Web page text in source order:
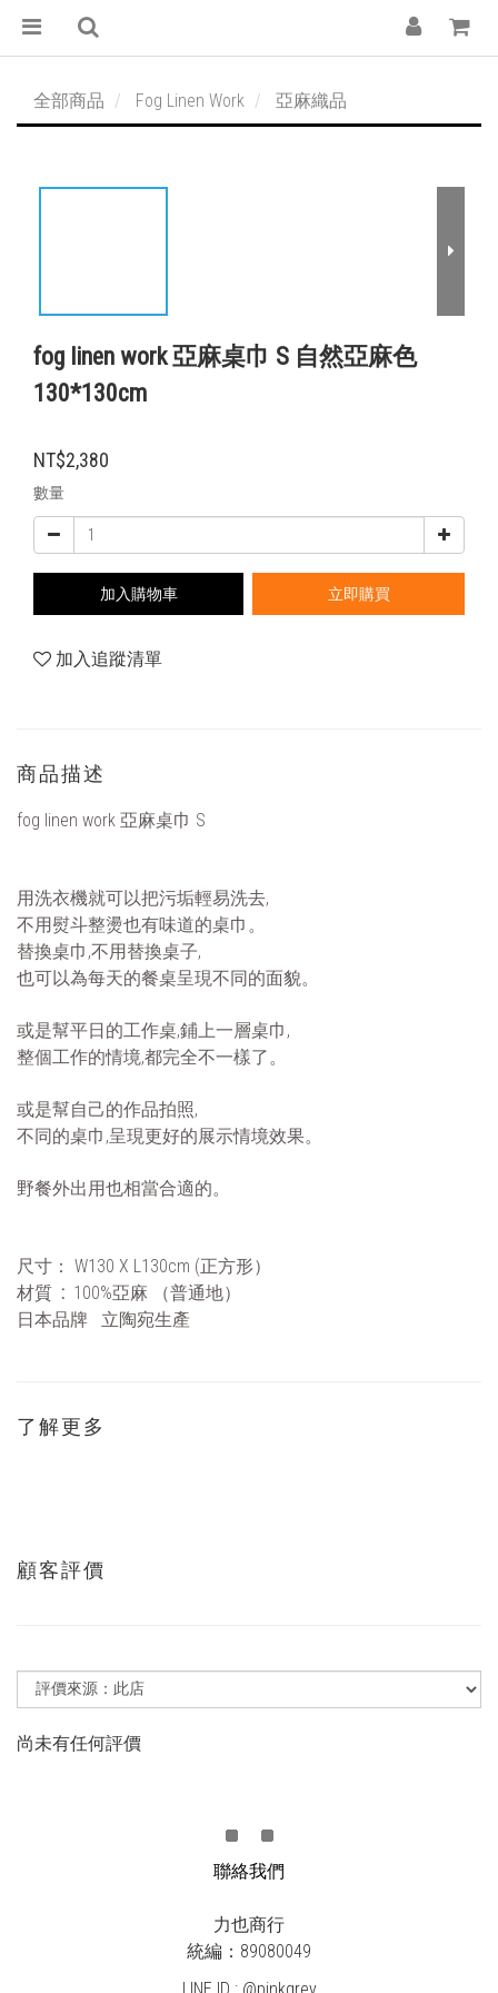
全部商品 Fog Linen Work 亞麻織品
fog linen work 亞麻桌巾 S 自然亞麻色
130*130cm
NT$2,380
數量
加入購物車 立即購買
加入追蹤清單
商品描述
fog linen work 亞麻桌巾 S
用洗衣機就可以把污垢輕易洗去,
不用熨斗整燙也有味道的桌巾。
替換桌巾,不用替換桌子,
也可以為每天的餐桌呈現不同的面貌。
或是幫平日的工作桌,鋪上一層桌巾,
整個工作的情境,都完全不一樣了。
或是幫自己的作品拍照,
不同的桌巾,呈現更好的展示情境效果。
野餐外出用也相當合適的。
尺寸： W130 X L130cm (正方形）
材質 : 100%亞麻
（普通地）
日本品牌
立陶宛生產
了解更多
顧客評價
尚未有任何評價
聯絡我們
力也商行
統編：89080049